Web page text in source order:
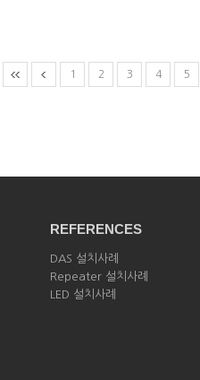
1 2 3 4 5
REFERENCES
DAS 설치사례
Repeater 설치사례
LED 설치사례